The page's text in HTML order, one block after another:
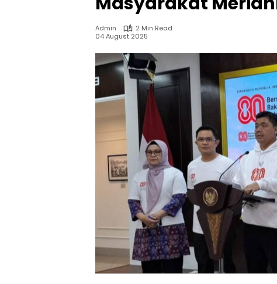
Admin
2 Min Read
04 August 2025